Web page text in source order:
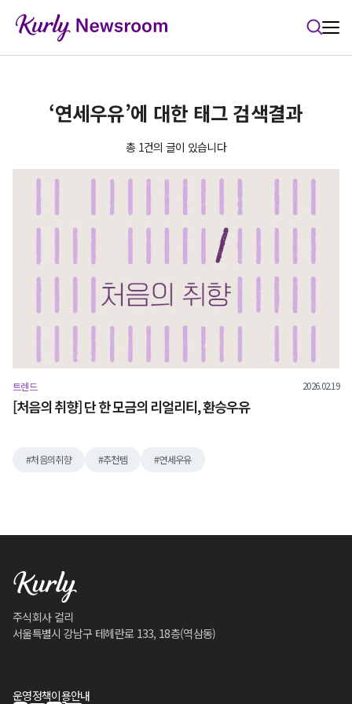
‘연세우유’에 대한 태그 검색결과
총 1건의 글이 있습니다
트렌드 2026.02.19
[처음의 취향] 단 한 모금의 리얼리티, 환승우유
처음의취향 추천템 연세우유
주식회사 컬리
서울특별시 강남구 테헤란로 133, 18층(역삼동)
운영정책이용안내